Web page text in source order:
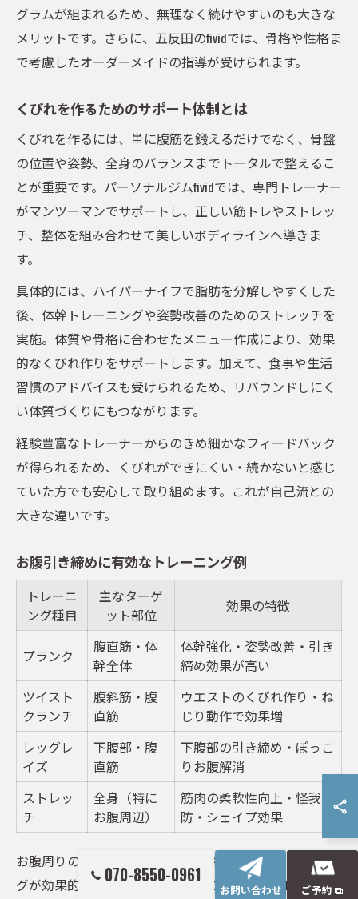
グラムが組まれるため、無理なく続けやすいのも大きな
メリットです。さらに、五反田のfividでは、骨格や性格ま
で考慮したオーダーメイドの指導が受けられます。
くびれを作るためのサポート体制とは
くびれを作るには、単に腹筋を鍛えるだけでなく、骨盤
の位置や姿勢、全身のバランスまでトータルで整えるこ
とが重要です。パーソナルジムfividでは、専門トレーナー
がマンツーマンでサポートし、正しい筋トレやストレッ
チ、整体を組み合わせて美しいボディラインへ導きま
す。
具体的には、ハイパーナイフで脂肪を分解しやすくした
後、体幹トレーニングや姿勢改善のためのストレッチを
実施。体質や骨格に合わせたメニュー作成により、効果
的なくびれ作りをサポートします。加えて、食事や生活
習慣のアドバイスも受けられるため、リバウンドしにく
い体質づくりにもつながります。
経験豊富なトレーナーからのきめ細かなフィードバック
が得られるため、くびれができにくい・続かないと感じ
ていた方でも安心して取り組めます。これが自己流との
大きな違いです。
お腹引き締めに有効なトレーニング例
トレーニ
ング種目
主なターゲ
ット部位
効果の特徴
プランク
腹直筋・体
幹全体
体幹強化・姿勢改善・引き
締め効果が高い
ツイスト
クランチ
腹斜筋・腹
直筋
ウエストのくびれ作り・ね
じり動作で効果増
レッグレ
イズ
下腹部・腹
直筋
下腹部の引き締め・ぽっこ
りお腹解消
ストレッ
チ
全身（特に
お腹周辺）
筋肉の柔軟性向上・怪我予
防・シェイプ効果
お腹周りの引き締めには、体幹を中心としたトレーニン
グが効果的です。パーソナルジムでは、個々のレベルに
070-8550-0961
お問い合わせ ご予約